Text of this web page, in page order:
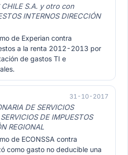
CHILE S.A. y otro con
INTERNOS DIRECCIÓN
de Experian contra
a la renta 2012-2013 por
de gastos TI e
31-10-2017
DE SERVICIOS
DE IMPUESTOS
REGIONAL
de ECONSSA contra
como gasto no deducible una